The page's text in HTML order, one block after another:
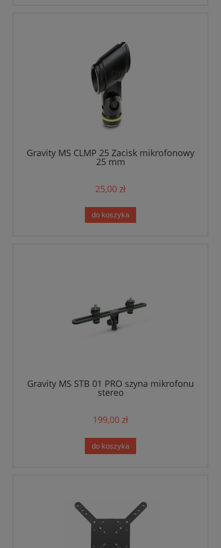
Gravity MS CLMP 25 Zacisk mikrofonowy
25 mm
25,00 zł
do koszyka
Gravity MS STB 01 PRO szyna mikrofonu
stereo
199,00 zł
do koszyka